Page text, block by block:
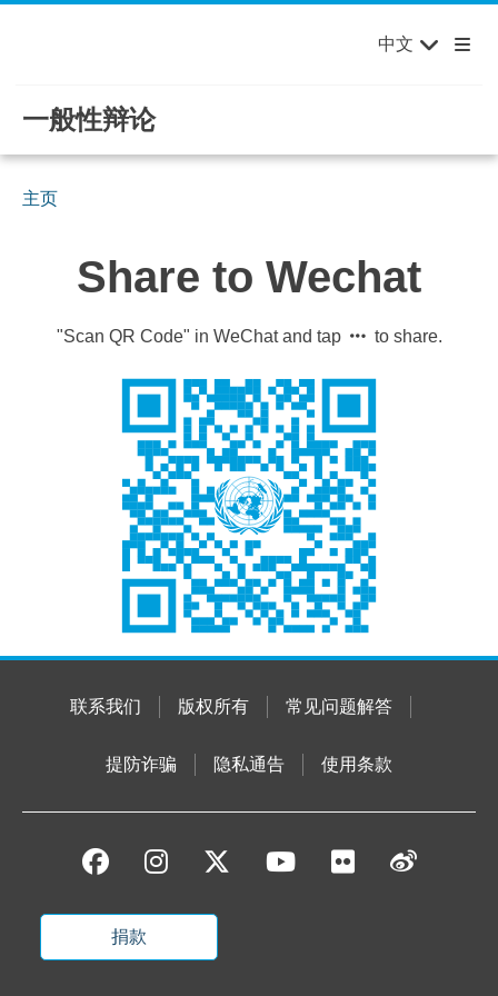
欢迎来到联合国，您的世界！ English Français
Español
中文
一般性辩论
主页
Share to Wechat
"Scan QR Code" in WeChat and tap to share.
联系我们 版权所有 常见问题解答
提防诈骗 隐私通告 使用条款
捐款